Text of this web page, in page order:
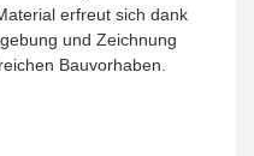
erfreut sich dank
und Zeichnung
Bauvorhaben.